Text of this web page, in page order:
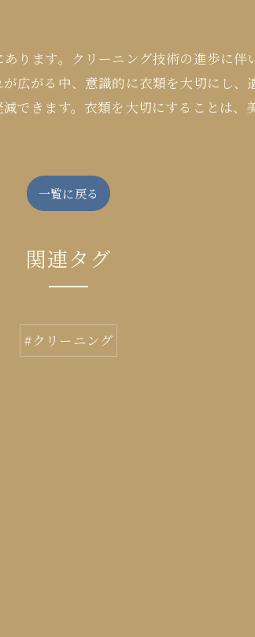
ります。クリーニング技術の進歩に
広がる中、意識的に衣類を大切にし、
できます。衣類を大切にすることは
一覧に戻る
関連タグ
#クリーニング